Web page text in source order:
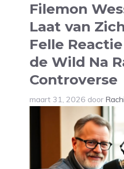
Filemon
Laat van
Felle
de Wild Na
Controverse
maart 31, 2026 door